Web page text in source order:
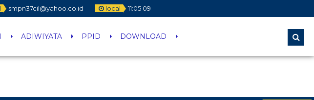
smpn37cil@yahoo.co.id local 11:05 09
ADIWIYATA PPID DOWNLOAD